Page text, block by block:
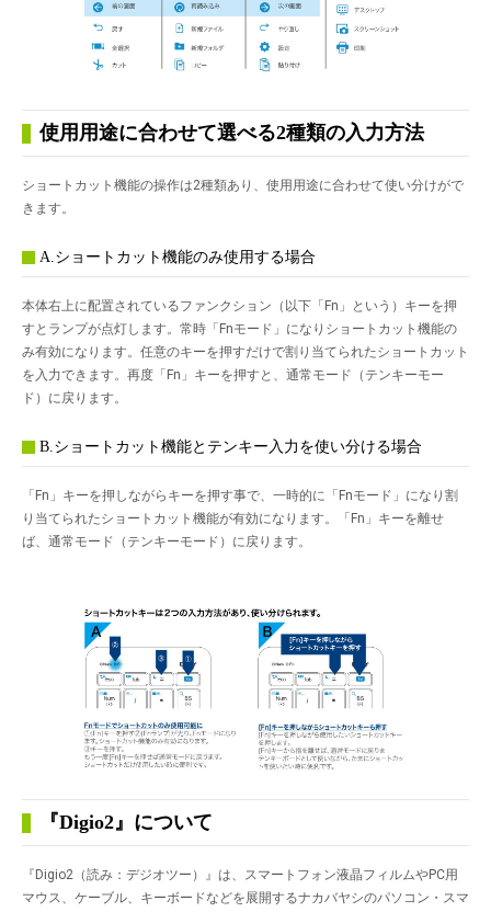
使用用途に合わせて選べる2種類の入力方法
ショートカット機能の操作は2種類あり、使用用途に合わせて使い分けがで
きます。
A.ショートカット機能のみ使用する場合
本体右上に配置されているファンクション（以下「Fn」という）キーを押
すとランプが点灯します。常時「Fnモード」になりショートカット機能の
み有効になります。任意のキーを押すだけで割り当てられたショートカット
を入力できます。再度「Fn」キーを押すと、通常モード（テンキーモー
ド）に戻ります。
B.ショートカット機能とテンキー入力を使い分ける場合
「Fn」キーを押しながらキーを押す事で、一時的に「Fnモード」になり割
り当てられたショートカット機能が有効になります。「Fn」キーを離せ
ば、通常モード（テンキーモード）に戻ります。
『Digio2』について
『Digio2（読み：デジオツー）』は、スマートフォン液晶フィルムやPC用
マウス、ケーブル、キーボードなどを展開するナカバヤシのパソコン・スマ